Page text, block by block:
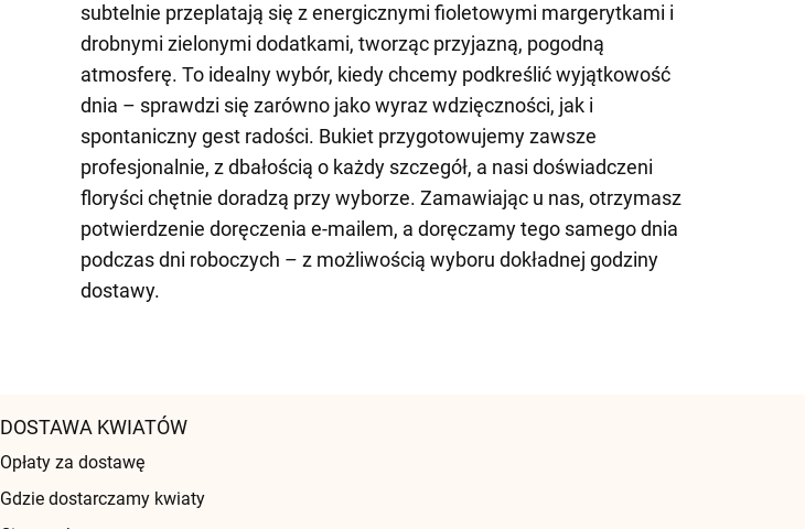
subtelnie przeplatają się z energicznymi fioletowymi margerytkami i
drobnymi zielonymi dodatkami, tworząc przyjazną, pogodną
atmosferę. To idealny wybór, kiedy chcemy podkreślić wyjątkowość
dnia – sprawdzi się zarówno jako wyraz wdzięczności, jak i
spontaniczny gest radości. Bukiet przygotowujemy zawsze
profesjonalnie, z dbałością o każdy szczegół, a nasi doświadczeni
floryści chętnie doradzą przy wyborze. Zamawiając u nas, otrzymasz
potwierdzenie doręczenia e-mailem, a doręczamy tego samego dnia
podczas dni roboczych – z możliwością wyboru dokładnej godziny
dostawy.
DOSTAWA KWIATÓW
Opłaty za dostawę
Gdzie dostarczamy kwiaty